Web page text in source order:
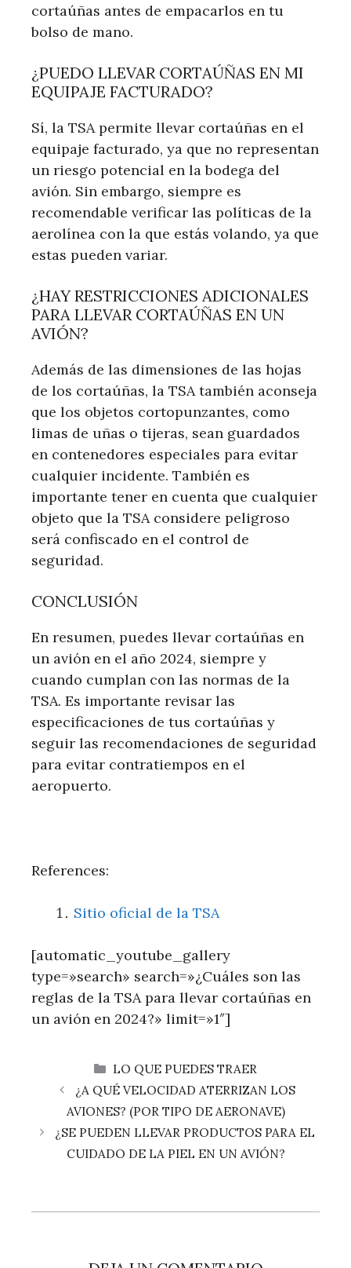
cortaúñas antes de empacarlos en tu
bolso de mano.
¿PUEDO LLEVAR CORTAÚÑAS EN MI
EQUIPAJE FACTURADO?
Sí, la TSA permite llevar cortaúñas en el
equipaje facturado, ya que no representan
un riesgo potencial en la bodega del
avión. Sin embargo, siempre es
recomendable verificar las políticas de la
aerolínea con la que estás volando, ya que
estas pueden variar.
¿HAY RESTRICCIONES ADICIONALES
PARA LLEVAR CORTAÚÑAS EN UN
AVIÓN?
Además de las dimensiones de las hojas
de los cortaúñas, la TSA también aconseja
que los objetos cortopunzantes, como
limas de uñas o tijeras, sean guardados
en contenedores especiales para evitar
cualquier incidente. También es
importante tener en cuenta que cualquier
objeto que la TSA considere peligroso
será confiscado en el control de
seguridad.
CONCLUSIÓN
En resumen, puedes llevar cortaúñas en
un avión en el año 2024, siempre y
cuando cumplan con las normas de la
TSA. Es importante revisar las
especificaciones de tus cortaúñas y
seguir las recomendaciones de seguridad
para evitar contratiempos en el
aeropuerto.
References:
Sitio oficial de la TSA
[automatic_youtube_gallery
type=»search» search=»¿Cuáles son las
reglas de la TSA para llevar cortaúñas en
un avión en 2024?» limit=»1″]
CATEGORÍAS
LO QUE PUEDES TRAER
¿A QUÉ VELOCIDAD ATERRIZAN LOS
AVIONES? (POR TIPO DE AERONAVE)
¿SE PUEDEN LLEVAR PRODUCTOS PARA EL
CUIDADO DE LA PIEL EN UN AVIÓN?